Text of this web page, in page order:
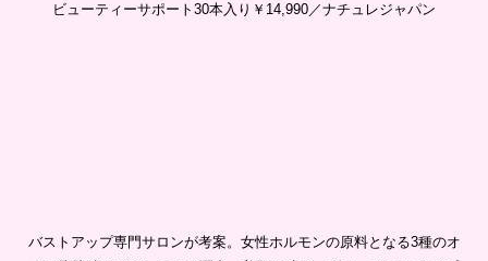
ビューティーサポート30本入り￥14,990／ナチュレジャパン
バストアップ専門サロンが考案。女性ホルモンの原料となる3種のオ